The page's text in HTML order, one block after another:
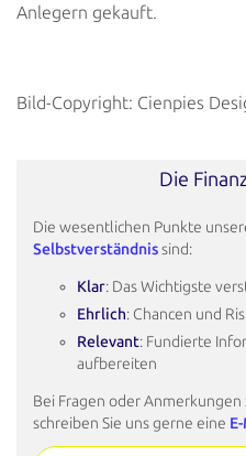
Anlegern gekauft.
Bild-Copyright: Cienpies
Die
Die wesentlichen Punkte
Selbstverständnissind:
Klar: Das Wichtigste
Ehrlich: Chancen und
Relevant: Fundierte
aufbereiten
Bei Fragen oder
schreiben Sie uns gerne eine